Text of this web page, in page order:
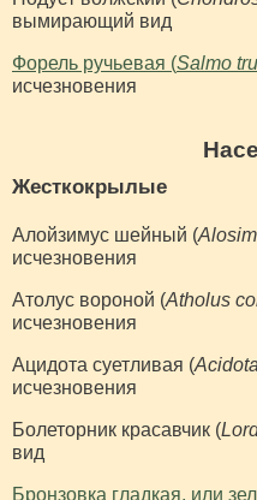
вымирающий вид
Форель ручьевая (Salmo
исчезновения
Жесткокрылые
Алойзимус шейный (
исчезновения
Атолус вороной (Atholus
исчезновения
Ацидота суетливая (
исчезновения
Болеторник красавчик (
вид
Бронзовка гладкая, или